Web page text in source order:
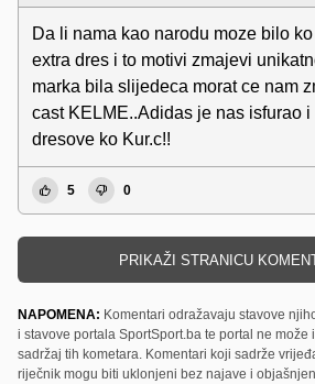
Da li nama kao narodu moze bilo
extra dres i to motivi zmajevi
marka bila slijedeca morat ce nam
cast KELME..Adidas je nas isfurao
dresove ko Kur.c!!
5 0
PRIKAŽI STRANICU
NAPOMENA: Komentari odražavaju stavove
i stavove portala SportSport.ba te portal ne može
sadržaj tih kometara. Komentari koji sadrže
riječnik mogu biti uklonjeni bez najave i